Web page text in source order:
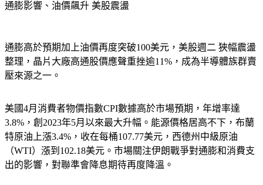
通膨影響、油價飆升 美股震盪
通膨高於預期加上油價再度突破100美元，美股週二 狹幅震盪
整理，晶片大廠高通股價應聲重挫逾11%，成為半導體族群賣
壓來源之一。
美國4月消費者物價指數CPI數據高於市場預期，年增率達
3.8%，創2023年5月以來最大升幅。能源價格居高不下，布蘭
特原油上漲3.4%，收在每桶107.77美元，西德州中級原油
（WTI）漲到102.18美元。市場關注伊朗戰爭對通膨和消費支
出的影響，對聯準會降息期待再度降溫。